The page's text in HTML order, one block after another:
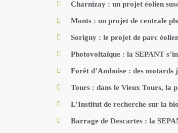
Charnizay : un projet éolien
Monts : un projet de centrale
Sorigny : le projet de parc
Photovoltaïque : la SEPANT
Forêt d’Amboise : des motards
Tours : dans le Vieux Tours, la
L’Institut de recherche sur la
Barrage de Descartes : la